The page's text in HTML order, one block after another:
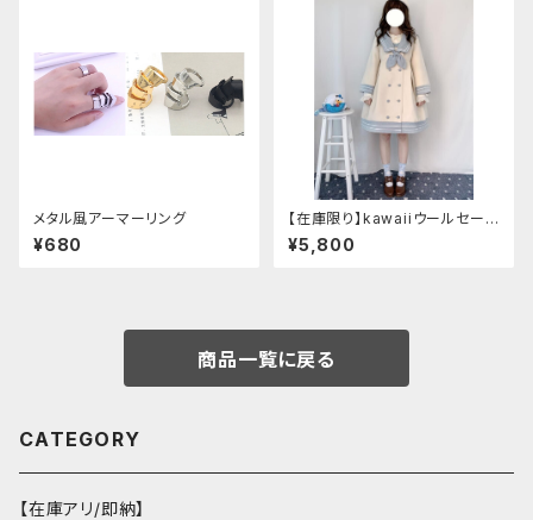
メタル風アーマーリング
¥680
【在庫限り】kawaiiウールセーラ
ージャケット(胸元リボン付き) M
サイズ
¥5,800
商品一覧に戻る
CATEGORY
【在庫アリ/即納】